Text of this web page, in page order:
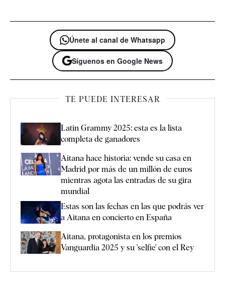
Únete al canal de Whatsapp
Síguenos en Google News
TE PUEDE INTERESAR
Latin Grammy 2025: esta es la lista
completa de ganadores
Aitana hace historia: vende su casa en
Madrid por más de un millón de euros
mientras agota las entradas de su gira
mundial
Estas son las fechas en las que podrás ver
a Aitana en concierto en España
Aitana, protagonista en los premios
Vanguardia 2025 y su 'selfie' con el Rey